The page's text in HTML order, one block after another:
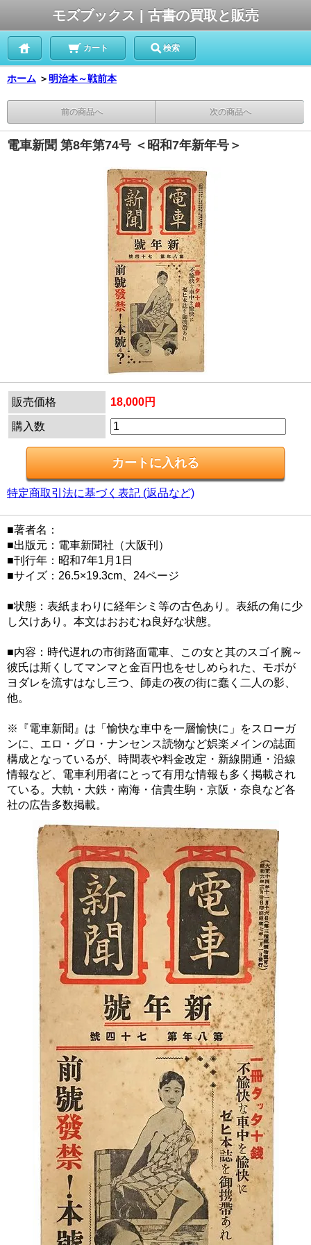
モズブックス | 古書の買取と販売
カート 検索
ホーム ＞ 明治本～戦前本
前の商品へ 次の商品へ
電車新聞 第8年第74号 ＜昭和7年新年号＞
販売価格 18,000円
購入数
特定商取引法に基づく表記 (返品など)
■著者名：
■出版元：電車新聞社（大阪刊）
■刊行年：昭和7年1月1日
■サイズ：26.5×19.3cm、24ページ
■状態：表紙まわりに経年シミ等の古色あり。表紙の角に少
し欠けあり。本文はおおむね良好な状態。
■内容：時代遅れの市街路面電車、この女と其のスゴイ腕～
彼氏は斯くしてマンマと金百円也をせしめられた、モボが
ヨダレを流すはなし三つ、師走の夜の街に蠢く二人の影、
他。
※『電車新聞』は「愉快な車中を一層愉快に」をスローガ
ンに、エロ・グロ・ナンセンス読物など娯楽メインの誌面
構成となっているが、時間表や料金改定・新線開通・沿線
情報など、電車利用者にとって有用な情報も多く掲載され
ている。大軌・大鉄・南海・信貴生駒・京阪・奈良など各
社の広告多数掲載。